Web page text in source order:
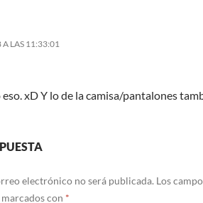
LAS 11:33:01
eso. xD Y lo de la camisa/pantalones
electrónico no será publicada. Los
con *